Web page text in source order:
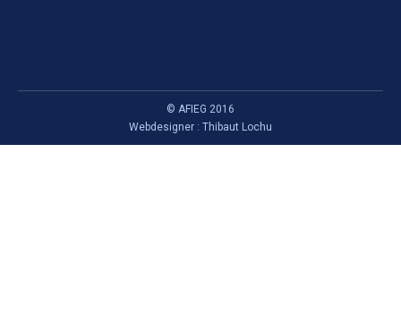
© AFIEG 2016
Webdesigner : Thibaut Lochu